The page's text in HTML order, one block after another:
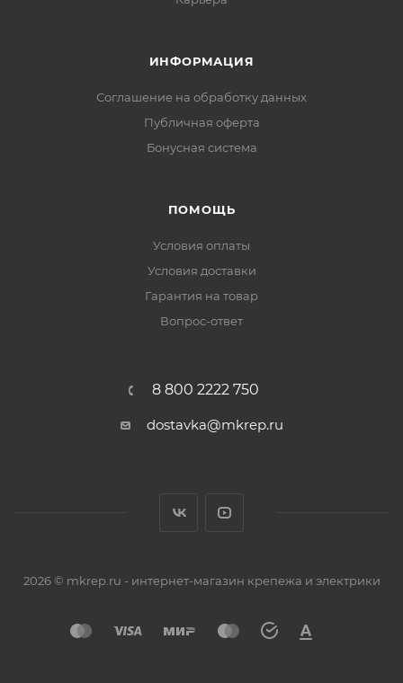
ИНФОРМАЦИЯ
Соглашение на обработку данных
Публичная оферта
Бонусная система
ПОМОЩЬ
Условия оплаты
Условия доставки
Гарантия на товар
Вопрос-ответ
8 800 2222 750
dostavka@mkrep.ru
2026 © mkrep.ru - интернет-магазин крепежа и электрики